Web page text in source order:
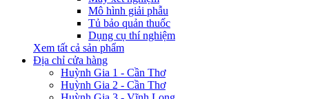
Mô hình giải phẫu
Tủ bảo quản thuốc
Dụng cụ thí nghiệm
Xem tất cả sản phẩm
Địa chỉ cửa hàng
Huỳnh Gia 1 - Cần Thơ
Huỳnh Gia 2 - Cần Thơ